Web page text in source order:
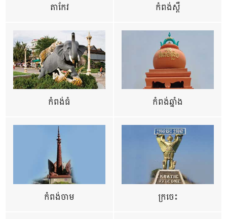
តាកែវ កំពង់ស្ពឺ
កំពង់ធំ កំពង់ឆ្នាំង
កំពង់ចាម ក្រចេះ